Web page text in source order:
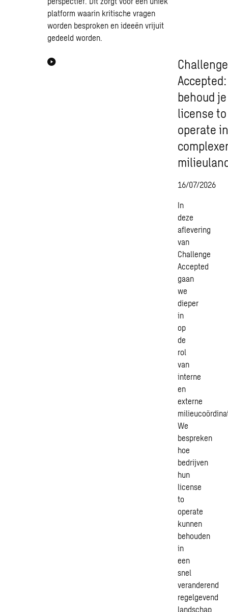
platform waarin kritische vragen
worden besproken en ideeën vrijuit
gedeeld worden.
Challenge
behoud
license to
operate
16/07/2026
In
deze
aflevering
van
Challenge
Accepted
gaan
we
dieper
in
op
de
rol
van
interne
en
externe
We
bespreken
hoe
bedrijven
hun
license
to
operate
kunnen
behouden
in
een
snel
veranderend
regelgevend
landschap